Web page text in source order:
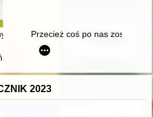
- pamięć o dynastii Petrović-Njegoš
Przecież coś po nas
: słownik biograficzny ofiar
2023